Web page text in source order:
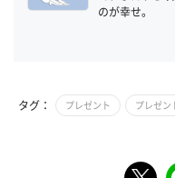
のが幸せ。
タグ： プレゼント プレゼン